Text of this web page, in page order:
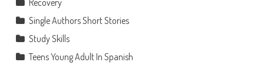
Recovery
Single Authors Short Stories
Study Skills
Teens Young Adult In Spanish